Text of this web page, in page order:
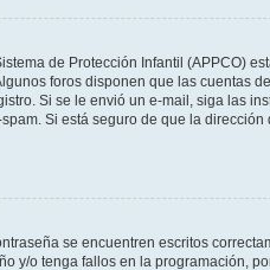
de Protección Infantil (APPCO)
foros disponen que las cuentas
Si se le envió un e-mail, siga las
Si está seguro de que la
se encuentren escritos
y/o tenga fallos en la programación,